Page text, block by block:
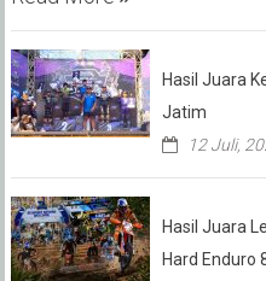
Hasil Juara
Jatim
12 Juli,
Hasil Juara
Hard Enduro